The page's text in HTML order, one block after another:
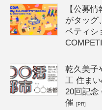
【公募
がタッグ
ペティシ
乾久美子
工 住ま
20回記念
催[PR]